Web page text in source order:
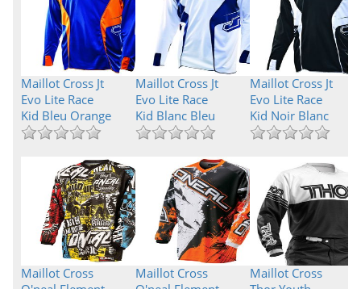
Maillot Cross Jt
Evo Lite Race
Kid Bleu Orange
Maillot Cross Jt
Evo Lite Race
Kid Blanc Bleu
Maillot Cross Jt
Evo Lite Race
Kid Noir Blanc
Maillot Cross
Maillot Cross
Maillot Cross